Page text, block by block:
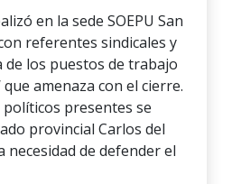
en la sede SOEPU San
referentes sindicales y
de los puestos de trabajo
amenaza con el cierre.
presentes se
provincial Carlos del
necesidad de defender el